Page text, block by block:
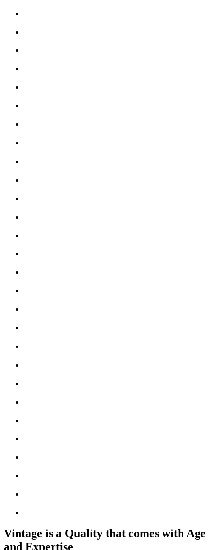
Vintage is a Quality that comes with Age
and Expertise